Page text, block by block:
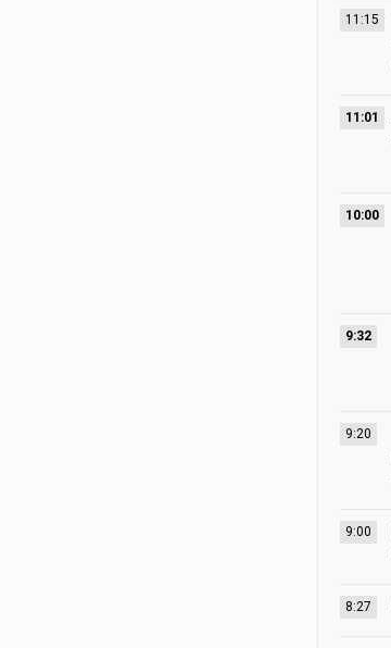
11:15
11:01
10:00
9:32
9:20
9:00
8:27